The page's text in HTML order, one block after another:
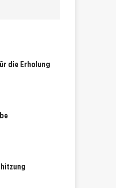
die Erholung